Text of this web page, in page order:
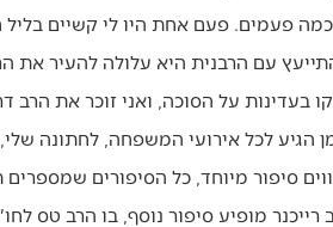
כמה פעמים. פעם אחת היו לי קשיים
עם הרבנית היא עלולה להעיר את
בעדינות על הסוכה, ואני זוכר את הרב
הגיע לכל אירועי המשפחה, לחתונה
סיפור מיוחד, כל הסיפורים
מופיע סיפור נוסף, בו הרב טס